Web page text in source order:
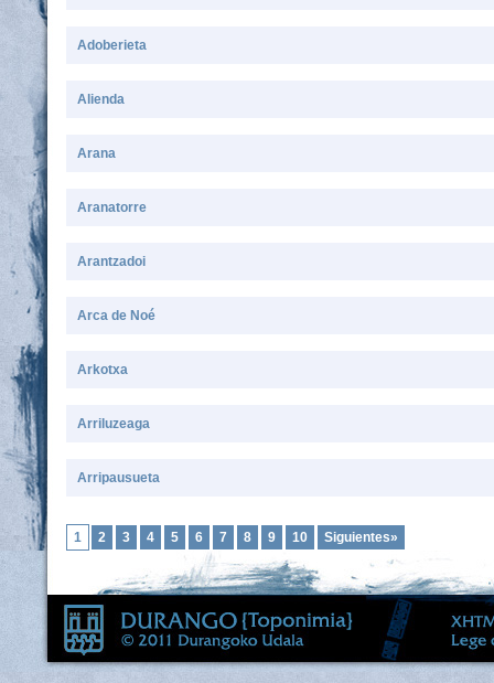
Adoberieta
Alienda
Arana
Aranatorre
Arantzadoi
Arca de Noé
Arkotxa
Arriluzeaga
Arripausueta
1 2 3 4 5 6 7 8 9 10 Siguientes»